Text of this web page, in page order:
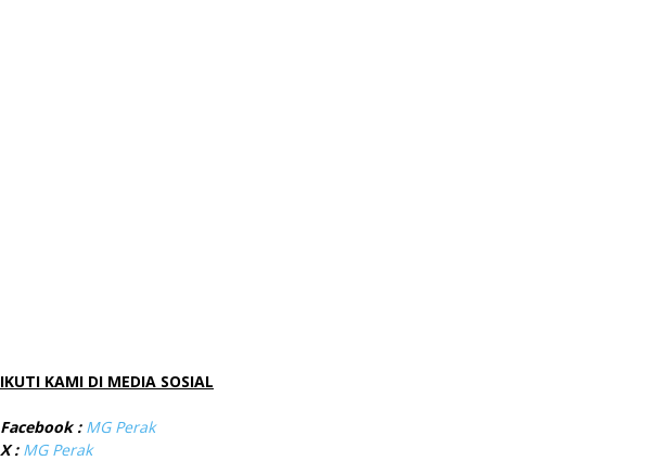
IKUTI KAMI DI MEDIA SOSIAL
Facebook : MG Perak
X : MG Perak